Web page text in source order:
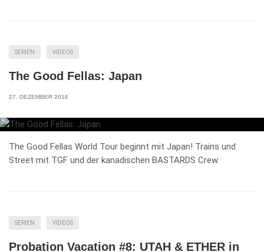
SERIEN VIDEOS
The Good Fellas: Japan
27. DEZEMBER 2016
The Good Fellas World Tour beginnt mit Japan! Trains und
Street mit TGF und der kanadischen BASTARDS Crew.
SERIEN VIDEOS
Probation Vacation #8: UTAH & ETHER in